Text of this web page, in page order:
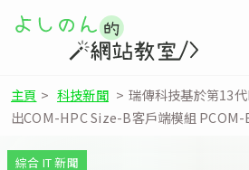
主頁 > 科技新聞 > 瑞傳科技基於第13
出COM-HPC Size-B客戶端模組 PCOM-
綜合 IT 新聞